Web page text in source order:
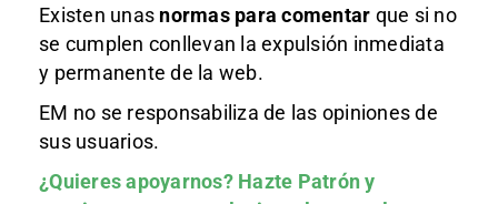
Existen unas normas para comentar que si no
se cumplen conllevan la expulsión inmediata
y permanente de la web.
EM no se responsabiliza de las opiniones de
sus usuarios.
¿Quieres apoyarnos? Hazte Patróny